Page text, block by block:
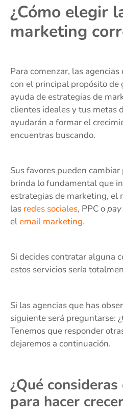
¿Cómo elegir
marketing
Para comenzar, las
con el principal propósito de
ayuda de estrategias de
clientes ideales y tus metas
ayudarán a formar el
encuentras buscando.
Sus favores pueden
brinda lo fundamental que
estrategias de marketing, el
las redes sociales, PPC o
elemail marketing.
Si decides contratar alguna
estos servicios sería
Si las agencias que has
siguiente será preguntarse:
Tenemos que responder
dejaremos a continuación.
¿Qué
para hacer